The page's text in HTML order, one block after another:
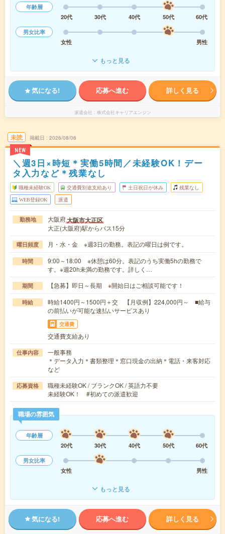
年齢層
20代
30代 40代 50代
60代
男女比率
女性
男性
もっと見る
気になる! 応募へ進む 詳しく見る
派遣会社 株式会社キャリアエンジン
未読
NEW
掲載日 2026/08/06
＼週3日×時短＊実働5時間／未経験OK！デー
タ入力など＊残業なし
職種未経験OK 交通費別途支給あり 土日祝日が休み 残業なし
WEB登録OK 派遣
勤務地 大阪府大阪市大正区
大正(大阪府)駅からバス15分
曜日頻度 月・水・金 ※週3日の勤務。表記の曜日は例です。
時間
9:00～18:00 ※休憩は60分。表記のうち実働5hの勤務で
す。※週20h未満の勤務です。詳しく…
期間 【急募】即日～長期 ※開始日はご相談可能です！
時給
時給1400円～1500円＋交 【月収例】224,000円～ ■給与
の前払いが可能な速払いサービスあり
交通費
交通費支給あり
仕事内容
一般事務
＊データ入力＊書類整理＊窓口現金の出納＊電話・来客対応
など
応募資格
職種未経験OK / ブランクOK / 英語力不要
未経験OK！ #初めての派遣歓迎
職場の雰囲気
年齢層
20代
30代 40代 50代
60代
男女比率
女性
男性
もっと見る
気になる! 応募へ進む 詳しく見る